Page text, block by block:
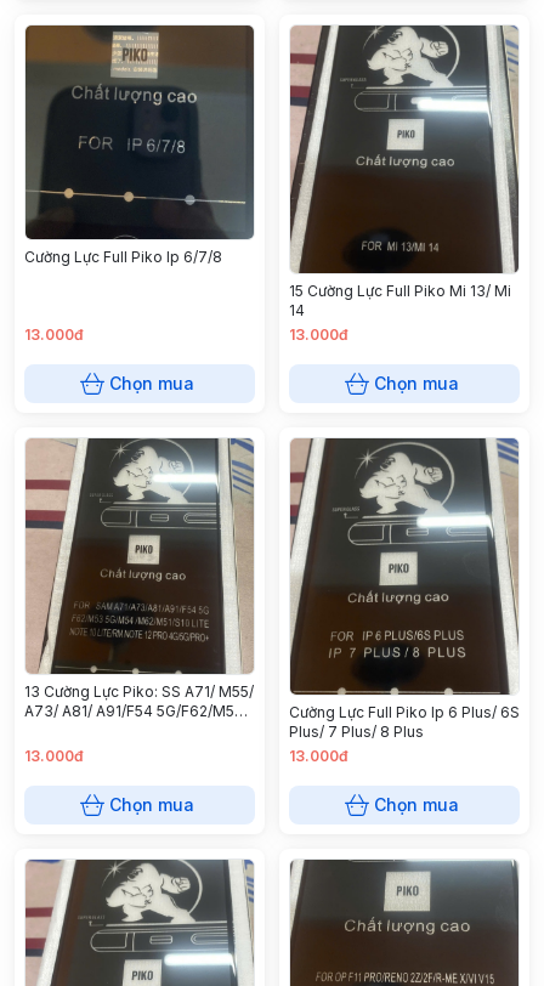
Cường Lực Full Piko Ip 6/7/8
13.000đ
Chọn mua
15 Cường Lực Full Piko Mi 13/ Mi
14
13.000đ
Chọn mua
13 Cường Lực Piko: SS A71/ M55/
A73/ A81/ A91/F54 5G/F62/M53
10lite/Rm note 12 Pro
13.000đ
Chọn mua
Cường Lực Full Piko Ip 6 Plus/ 6S
Plus/ 7 Plus/ 8 Plus
13.000đ
Chọn mua